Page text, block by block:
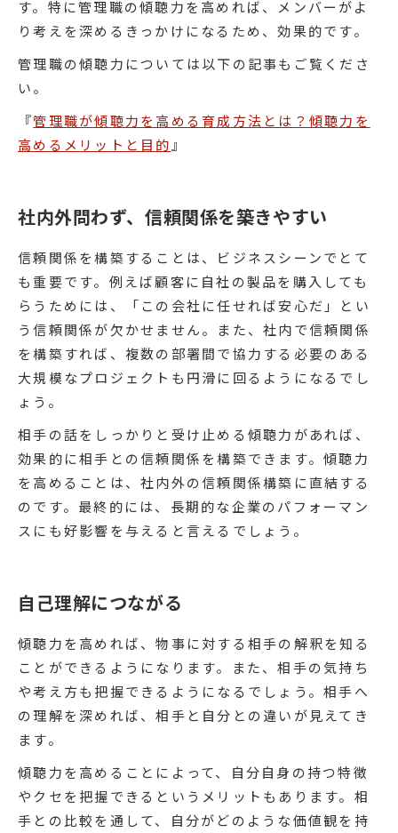
す。特に管理職の傾聴力を高めれば、メンバーがよ
り考えを深めるきっかけになるため、効果的です。
管理職の傾聴力については以下の記事もご覧くださ
い。
『管理職が傾聴力を高める育成方法とは？傾聴力を
高めるメリットと目的 』
社内外問わず、信頼関係を築きやすい
信頼関係を構築することは、ビジネスシーンでとて
も重要です。例えば顧客に自社の製品を購入しても
らうためには、「この会社に任せれば安心だ」とい
う信頼関係が欠かせません。また、社内で信頼関係
を構築すれば、複数の部署間で協力する必要のある
大規模なプロジェクトも円滑に回るようになるでし
ょう。
相手の話をしっかりと受け止める傾聴力があれば、
効果的に相手との信頼関係を構築できます。傾聴力
を高めることは、社内外の信頼関係構築に直結する
のです。最終的には、長期的な企業のパフォーマン
スにも好影響を与えると言えるでしょう。
自己理解につながる
傾聴力を高めれば、物事に対する相手の解釈を知る
ことができるようになります。また、相手の気持ち
や考え方も把握できるようになるでしょう。相手へ
の理解を深めれば、相手と自分との違いが見えてき
ます。
傾聴力を高めることによって、自分自身の持つ特徴
やクセを把握できるというメリットもあります。相
手との比較を通して、自分がどのような価値観を持